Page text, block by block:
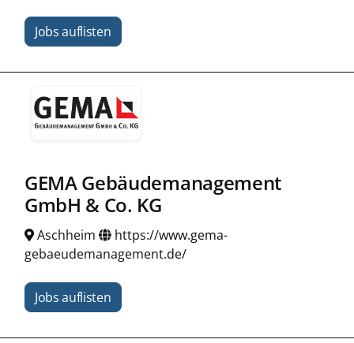
Jobs auflisten
GEMA Gebäudemanagement
GmbH & Co. KG
Aschheim
https://www.gema-
gebaeudemanagement.de/
Jobs auflisten